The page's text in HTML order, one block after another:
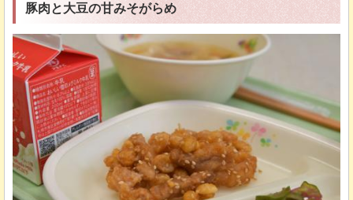
豚肉と大豆の甘みそがらめ